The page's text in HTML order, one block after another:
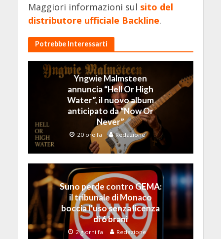
Maggiori informazioni sul sito del
distributore ufficiale Backline.
Potrebbe Interessarti
Yngwie Malmsteen
annuncia “Hell Or High
Water”, il nuovo album
anticipato da “Now Or
Never”
20 ore fa Redazione
Suno perde contro GEMA:
il tribunale di Monaco
boccia l’uso senza licenza
di 6 brani
2 giorni fa Redazione